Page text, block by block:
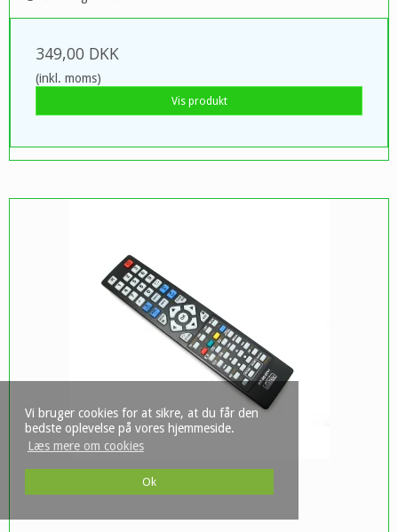
Vi bruger cookies for at sikre, at du får den
bedste oplevelse på vores hjemmeside.
Læs mere om cookies
Ok
349,00 DKK
(inkl. moms)
Vis produkt